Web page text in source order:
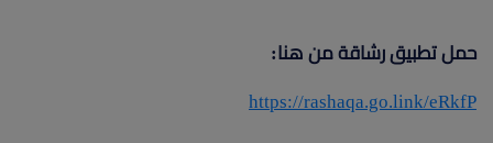
حمل تطبيق رشاقة من هنا:
https://rashaqa.go.link/eRkfP